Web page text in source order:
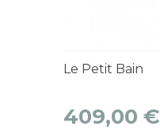
Le Petit Bain
409,00 €